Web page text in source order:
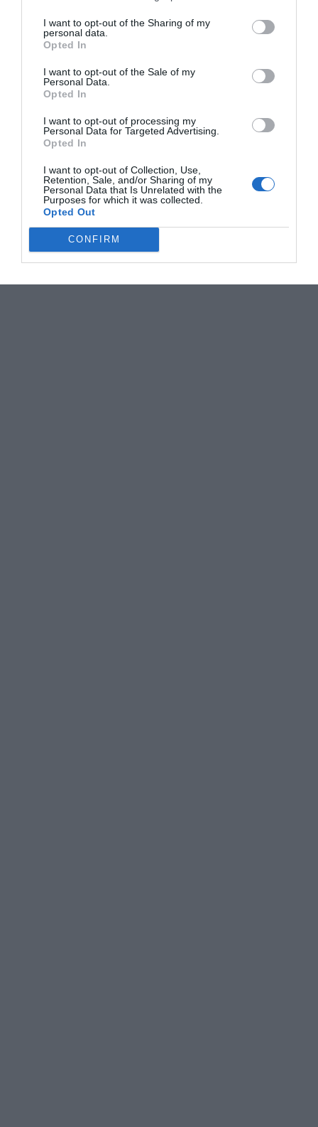
I want to opt-out of the Sharing of my
personal data.
Opted In
I want to opt-out of the Sale of my
Personal Data.
Opted In
I want to opt-out of processing my
Personal Data for Targeted Advertising.
Opted In
I want to opt-out of Collection, Use,
Retention, Sale, and/or Sharing of my
Personal Data that Is Unrelated with the
Purposes for which it was collected.
Opted Out
CONFIRM